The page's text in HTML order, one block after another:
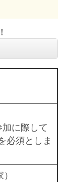
に際して
必須としま